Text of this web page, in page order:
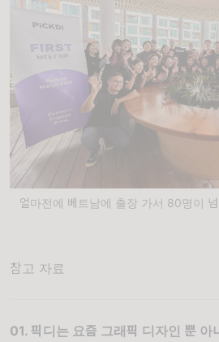
얼마전에 베트남에 출장 가서 80명이
참고 자료
01. 픽디는 요즘 그래픽 디자인 뿐